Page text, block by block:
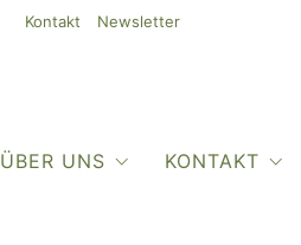
Kontakt Newsletter
ÜBER UNS KONTAKT